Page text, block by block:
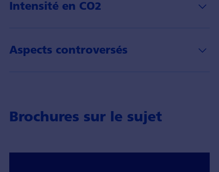
Intensité en CO2
Aspects controversés
Brochures sur le sujet